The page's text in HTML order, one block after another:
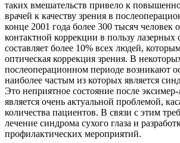
таких вмешательств привело к
врачей к качеству зрения в
конце 2001 года более 300 тысяч человек
контактной коррекции в пользу
составляет более 10% всех людей,
оптическая коррекция зрения. В
послеоперационном периоде возникают
наиболее частым из которых является
Это неприятное состояние после
является очень актуальной проблемой,
количества пациентов. В связи с этим
лечение синдрома сухого глаза и
профилактических мероприятий.